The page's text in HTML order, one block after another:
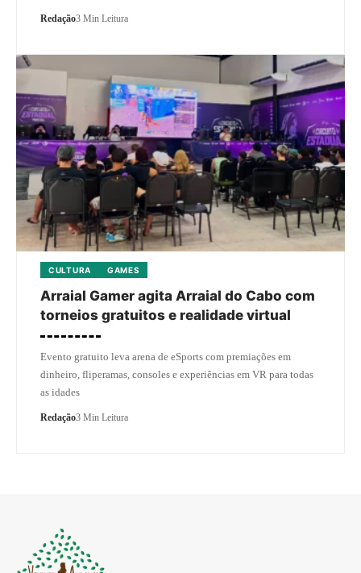
Redação3 Min Leitura
CULTURA GAMES
Arraial Gamer agita Arraial do Cabo com
torneios gratuitos e realidade virtual
Evento gratuito leva arena de eSports com premiações em
dinheiro, fliperamas, consoles e experiências em VR para todas
as idades
Redação3 Min Leitura